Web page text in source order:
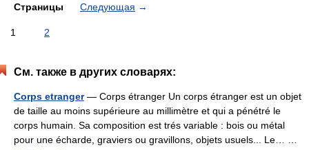
Страницы Следующая →
1 2
См. также в других словарях:
Corps etranger— Corps étranger Un corps étranger est un objet
de taille au moins supérieure au millimètre et qui a pénétré le
corps humain. Sa composition est trés variable : bois ou métal
pour une écharde, graviers ou gravillons, objets usuels... Le… …